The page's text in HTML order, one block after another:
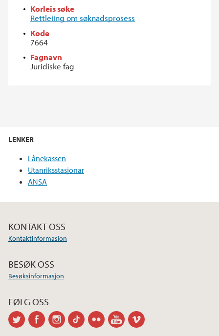
Korleis søke
Rettleiing om søknadsprosess
Kode
7664
Fagnavn
Juridiske fag
LENKER
Lånekassen
Utanriksstasjonar
ANSA
KONTAKT OSS
Kontaktinformasjon
BESØK OSS
Besøksinformasjon
FØLG OSS
twitter facebookinstagram
tiktok flickr youtube